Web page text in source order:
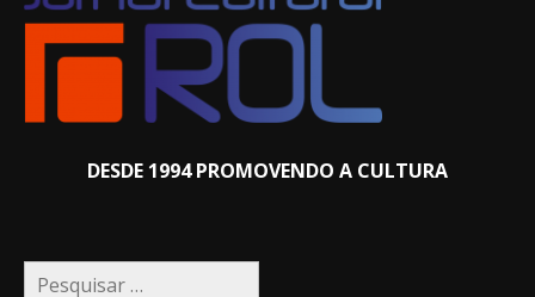
DESDE 1994 PROMOVENDO A CULTURA
Pesquisar